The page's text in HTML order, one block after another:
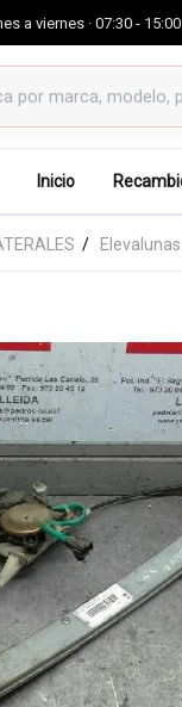
a viernes · 07:30 - 15:00
Inicio